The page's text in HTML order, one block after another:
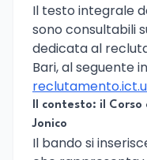
Il testo integrale
sono consultabili
dedicata al
Bari, al seguente
Il contesto: il
Jonico
Il bando si